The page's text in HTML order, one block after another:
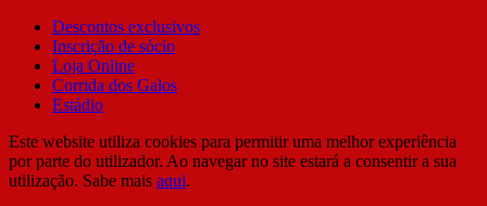
Descontos exclusivos
Inscrição de sócio
Loja Online
Corrida dos Galos
Estádio
Este website utiliza cookies para permitir uma melhor experiência
por parte do utilizador. Ao navegar no site estará a consentir a sua
utilização. Sabe mais aqui.